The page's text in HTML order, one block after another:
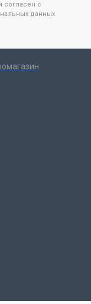
согласен с
данных